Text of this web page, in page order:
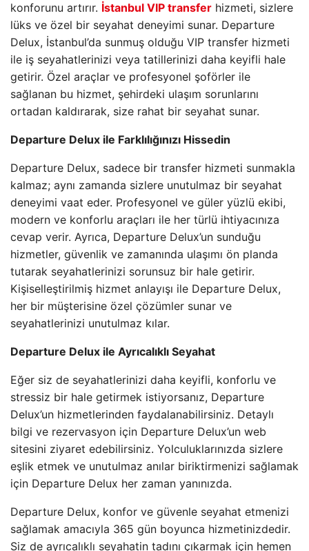
konforunu artırır. İstanbul VIP transfer hizmeti, sizlere
lüks ve özel bir seyahat deneyimi sunar. Departure
Delux, İstanbul’da sunmuş olduğu VIP transfer hizmeti
ile iş seyahatlerinizi veya tatillerinizi daha keyifli hale
getirir. Özel araçlar ve profesyonel şoförler ile
sağlanan bu hizmet, şehirdeki ulaşım sorunlarını
ortadan kaldırarak, size rahat bir seyahat sunar.
Departure Delux ile Farklılığınızı Hissedin
Departure Delux, sadece bir transfer hizmeti sunmakla
kalmaz; aynı zamanda sizlere unutulmaz bir seyahat
deneyimi vaat eder. Profesyonel ve güler yüzlü ekibi,
modern ve konforlu araçları ile her türlü ihtiyacınıza
cevap verir. Ayrıca, Departure Delux’un sunduğu
hizmetler, güvenlik ve zamanında ulaşımı ön planda
tutarak seyahatlerinizi sorunsuz bir hale getirir.
Kişiselleştirilmiş hizmet anlayışı ile Departure Delux,
her bir müşterisine özel çözümler sunar ve
seyahatlerinizi unutulmaz kılar.
Departure Delux ile Ayrıcalıklı Seyahat
Eğer siz de seyahatlerinizi daha keyifli, konforlu ve
stressiz bir hale getirmek istiyorsanız, Departure
Delux’un hizmetlerinden faydalanabilirsiniz. Detaylı
bilgi ve rezervasyon için Departure Delux’un web
sitesini ziyaret edebilirsiniz. Yolculuklarınızda sizlere
eşlik etmek ve unutulmaz anılar biriktirmenizi sağlamak
için Departure Delux her zaman yanınızda.
Departure Delux, konfor ve güvenle seyahat etmenizi
sağlamak amacıyla 365 gün boyunca hizmetinizdedir.
Siz de ayrıcalıklı seyahatin tadını çıkarmak için hemen